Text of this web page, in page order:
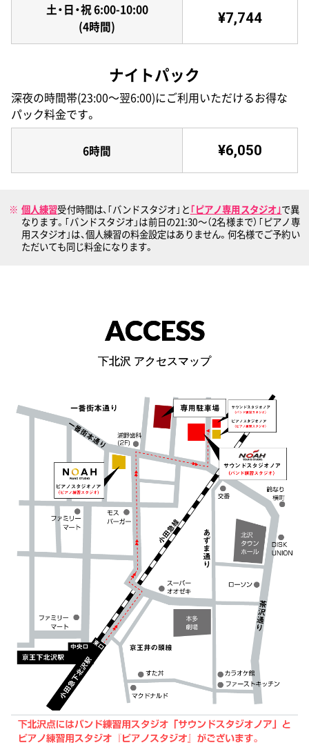
土・日・祝 6:00-10:00
(4時間)
¥7,744
ナイトパック
深夜の時間帯(23:00〜翌6:00)にご利用いただけるお得な
パック料金です。
6時間 ¥6,050
個人練習受付時間は、｢バンドスタジオ｣と ｢ピアノ専用スタジオ｣で異
なります。｢バンドスタジオ」は前日の21:30〜（2名様まで）｢ピアノ専
用スタジオ｣は、個人練習の料金設定はありません。何名様でご予約い
ただいても同じ料金になります。
ACCESS
下北沢 アクセスマップ